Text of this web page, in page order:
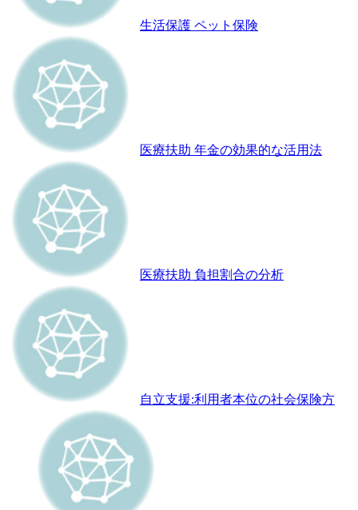
生活保護 ペット保険
医療扶助 年金の効果的な活用法
医療扶助 負担割合の分析
自立支援:利用者本位の社会保険方